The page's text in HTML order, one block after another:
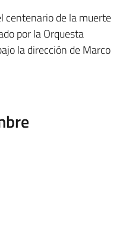
centenario de la muerte
por la Orquesta
la dirección de Marco